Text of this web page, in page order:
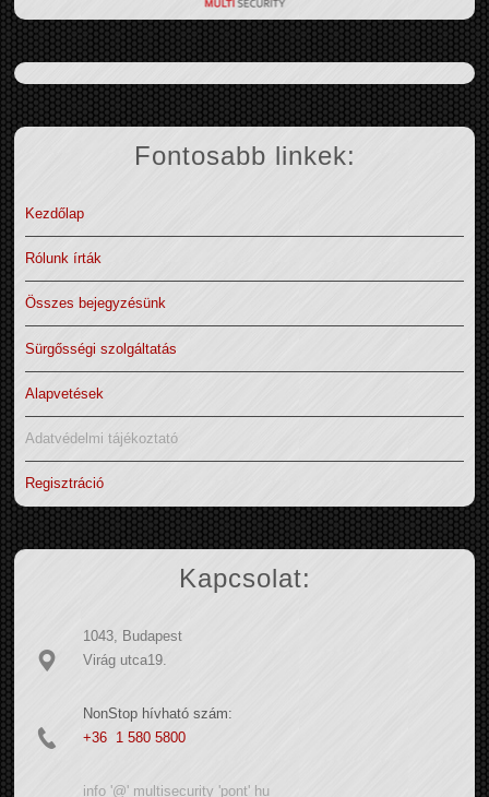
Fontosabb linkek:
Kezdőlap
Rólunk írták
Összes bejegyzésünk
Sürgősségi szolgáltatás
Alapvetések
Adatvédelmi tájékoztató
Regisztráció
Kapcsolat:
1043, Budapest
Virág utca19.
NonStop hívható szám:
+36 1 580 5800
info '@' multisecurity 'pont' hu